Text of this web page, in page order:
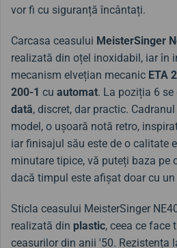
vor fi cu siguranță încântați.
Carcasa ceasului MeisterSinger
realizată din oțel inoxidabil, iar în
mecanism elvețian mecanic ETA
200-1 cu automat. La poziția 6
dată, discret, dar practic.
model, o ușoară notă retro,
iar finisajul său este de o calitate
minutare tipice, vă puteți baza pe
dacă timpul este afișat doar cu
Sticla ceasului MeisterSinger
realizată din plastic, ceea ce face
ceasurilor din anii '50. Rezistența